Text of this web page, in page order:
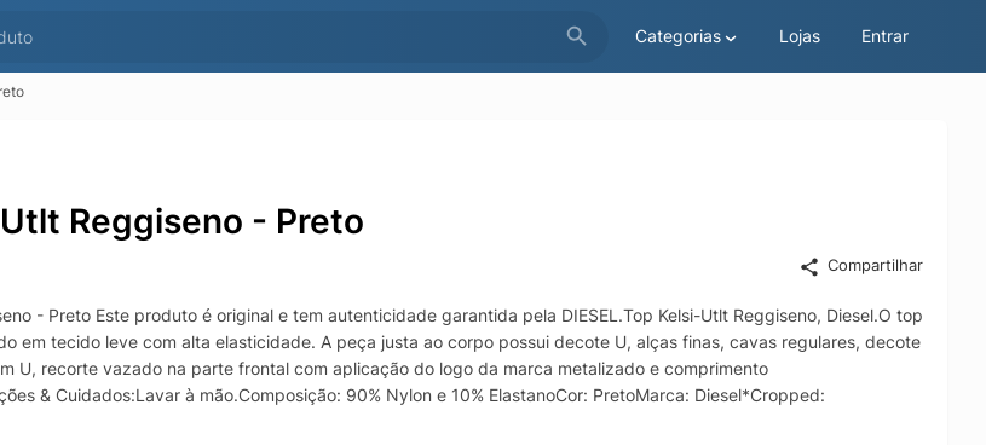
Categorias Lojas Entrar
Reggiseno - Preto
Compartilhar
- Preto Este produto é original e tem autenticidade garantida pela DIESEL.Top Kelsi-Utlt Reggiseno, Diesel.O top
em tecido leve com alta elasticidade. A peça justa ao corpo possui decote U, alças finas, cavas regulares, decote
U, recorte vazado na parte frontal com aplicação do logo da marca metalizado e comprimento
& Cuidados:Lavar à mão.Composição: 90% Nylon e 10% ElastanoCor: PretoMarca: Diesel*Cropped: